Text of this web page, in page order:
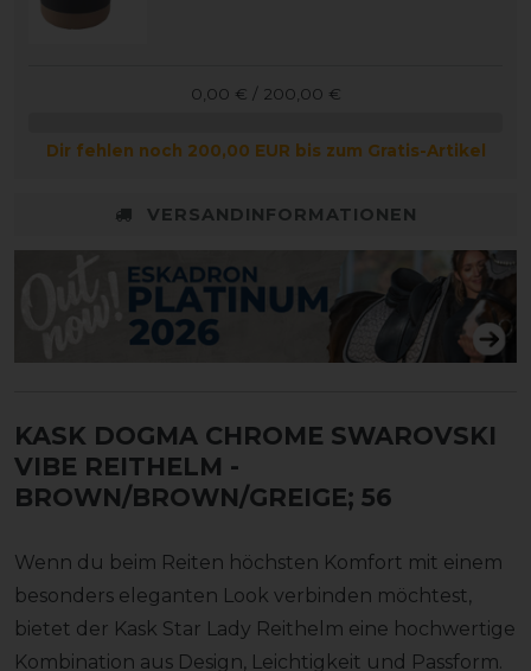
0,00 € / 200,00 €
Dir fehlen noch 200,00 EUR bis zum Gratis-Artikel
VERSANDINFORMATIONEN
KASK DOGMA CHROME SWAROVSKI
VIBE REITHELM -
BROWN/BROWN/GREIGE; 56
Wenn du beim Reiten höchsten Komfort mit einem
besonders eleganten Look verbinden möchtest,
bietet der Kask Star Lady Reithelm eine hochwertige
Kombination aus Design, Leichtigkeit und Passform.